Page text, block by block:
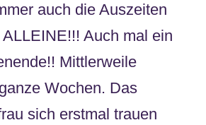
auch die Auszeiten
Auch mal ein
Mittlerweile
Wochen. Das
sich erstmal trauen